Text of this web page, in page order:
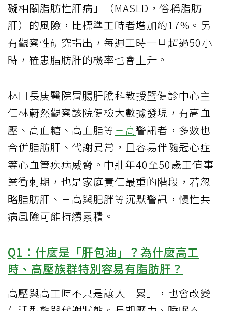
礙相關脂肪性肝病」（MASLD，俗稱脂肪
肝）的風險，比標準工時者增加約17%。另
有觀察性研究指出，每週工時一旦超過50小
時，罹患脂肪肝的機率也會上升。
林口長庚醫院胃腸肝膽科教授暨健診中心主
任林蔚然觀察該院健檢大數據發現，有高血
壓、高血糖、高血脂等三高警訊者，多數也
合併脂肪肝、代謝異常，且容易伴隨冠心症
等心血管疾病威脅。中壯年40至50歲正值事
業衝刺期，也是家庭責任最重的階段，若忽
略脂肪肝、三高與肥胖等沉默警訊，慢性共
病風險可能持續累積。
Q1：什麼是「肝包油」？為什麼高工
時、高壓族群特別容易有脂肪肝？
高壓與高工時不只是讓人「累」，也會改變